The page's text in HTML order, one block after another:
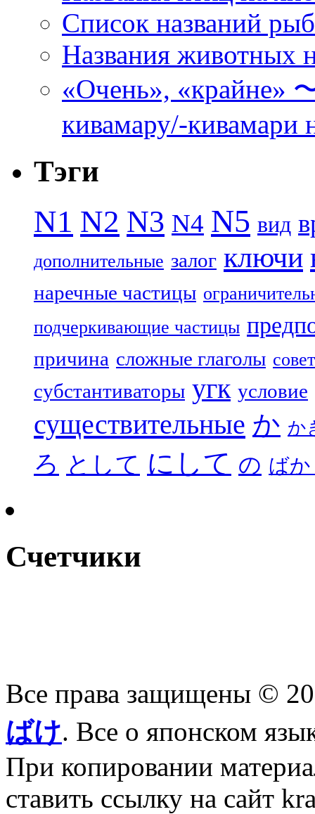
Список названий
Названия животных
«Очень», «крайне»
кивамару/-кивамари
Тэги
N1 N2 N3 N4 N5 вид
дополнительные залог ключи
наречные частицы
подчеркивающие частицы
причина сложные глаголы совет
субстантиваторы угк условие
существительные か か
ろ として にして の ば
Счетчики
Все права защищены ©
ばけ. Все о японском
При копировании
ставить ссылку на сайт